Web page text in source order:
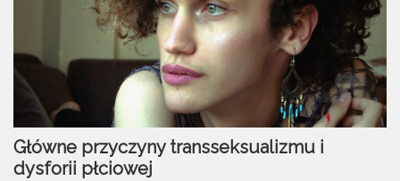
Główne przyczyny transseksualizmu i
dysforii płciowej